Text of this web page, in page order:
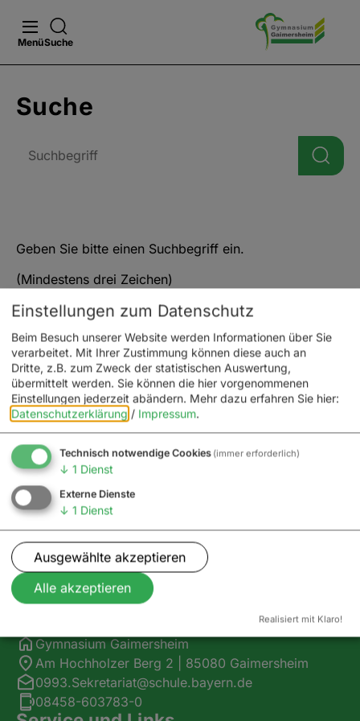
MenüSuche
Suche
Geben Sie bitte einen Suchbegriff ein.
(Mindestens drei Zeichen)
Unsere Partner
Gymnasium Gaimersheim
Am Hochholzer Berg 2 | 85080 Gaimersheim
0993.Sekretariat@schule.bayern.de
08458-603783-0
Einstellungen zum Datenschutz
Beim Besuch unserer Website werden Informationen über Sie
verarbeitet. Mit Ihrer Zustimmung können diese auch an
Dritte, z.B. zum Zweck der statistischen Auswertung,
übermittelt werden. Sie können die hier vorgenommenen
Einstellungen jederzeit abändern. Mehr dazu erfahren Sie hier:
Datenschutzerklärung / Impressum.
Technisch notwendige Cookies (immer erforderlich)
↓ 1 Dienst
Externe Dienste
↓ 1 Dienst
Ausgewählte akzeptieren
Alle akzeptieren
Realisiert mit Klaro!